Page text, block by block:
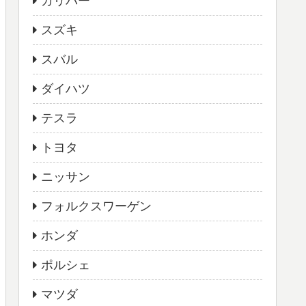
スズキ
スバル
ダイハツ
テスラ
トヨタ
ニッサン
フォルクスワーゲン
ホンダ
ポルシェ
マツダ